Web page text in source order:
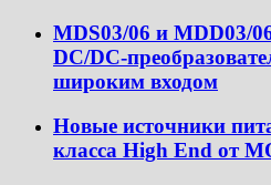
MDS03/06 и MDD03/
DC/DC-
широким входом
Новые источники
класса High End от